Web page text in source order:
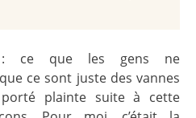
: ce que les gens ne
ce sont juste des vannes
plainte suite à cette